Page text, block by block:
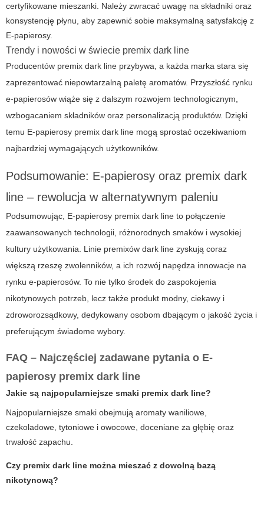
certyfikowane mieszanki. Należy zwracać uwagę na składniki oraz
konsystencję płynu, aby zapewnić sobie maksymalną satysfakcję z
E-papierosy.
Trendy i nowości w świecie premix dark line
Producentów premix dark line przybywa, a każda marka stara się
zaprezentować niepowtarzalną paletę aromatów. Przyszłość rynku
e-papierosów wiąże się z dalszym rozwojem technologicznym,
wzbogacaniem składników oraz personalizacją produktów. Dzięki
temu E-papierosy premix dark line mogą sprostać oczekiwaniom
najbardziej wymagających użytkowników.
Podsumowanie: E-papierosy oraz premix dark
line – rewolucja w alternatywnym paleniu
Podsumowując, E-papierosy premix dark line to połączenie
zaawansowanych technologii, różnorodnych smaków i wysokiej
kultury użytkowania. Linie premixów dark line zyskują coraz
większą rzeszę zwolenników, a ich rozwój napędza innowacje na
rynku e-papierosów. To nie tylko środek do zaspokojenia
nikotynowych potrzeb, lecz także produkt modny, ciekawy i
zdroworozsądkowy, dedykowany osobom dbającym o jakość życia i
preferującym świadome wybory.
FAQ – Najczęściej zadawane pytania o E-
papierosy premix dark line
Jakie są najpopularniejsze smaki premix dark line?
Najpopularniejsze smaki obejmują aromaty waniliowe,
czekoladowe, tytoniowe i owocowe, doceniane za głębię oraz
trwałość zapachu.
Czy premix dark line można mieszać z dowolną bazą
nikotynową?